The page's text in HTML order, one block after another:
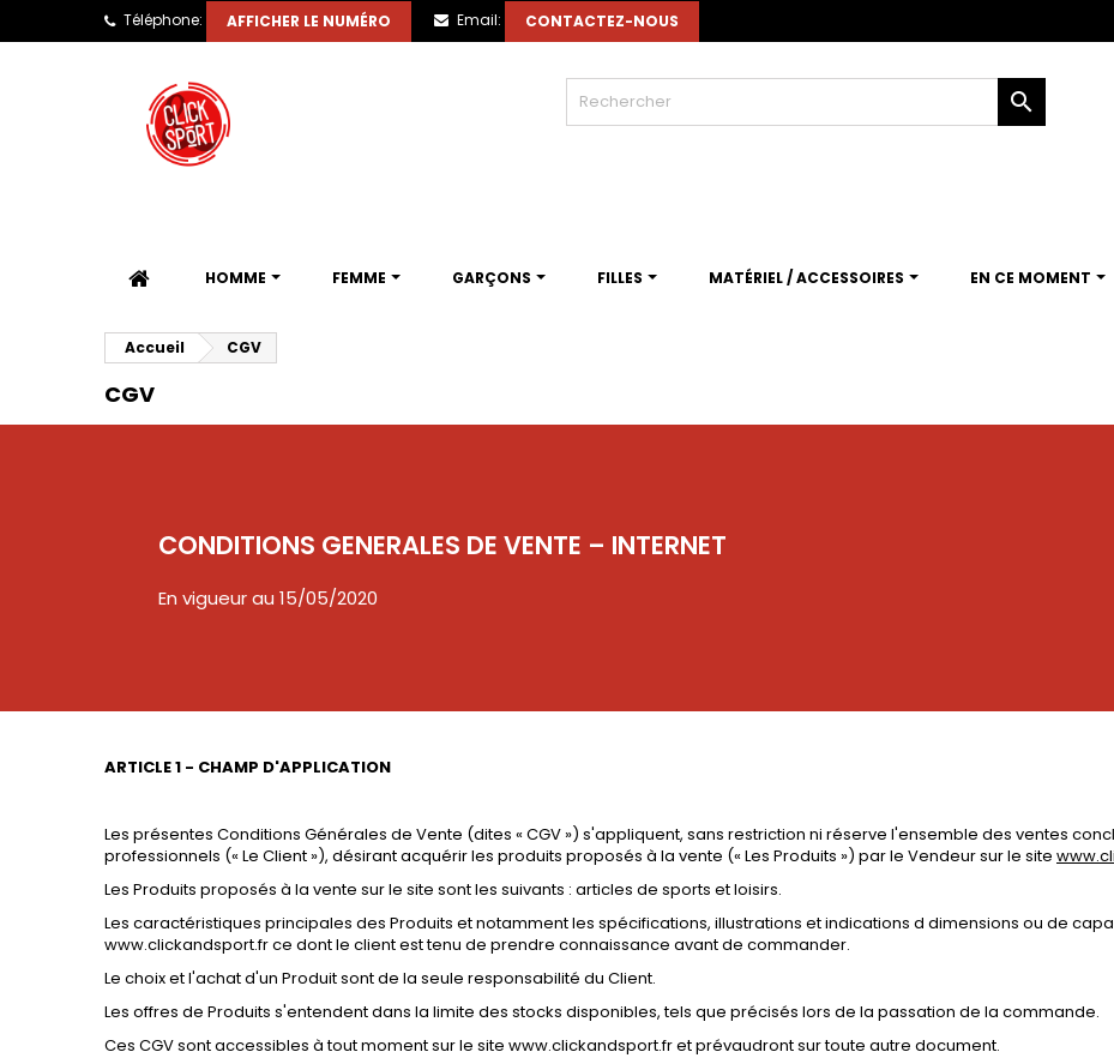
Téléphone: AFFICHER LE NUMÉRO Email: CONTACTEZ-NOUS

HOMME FEMME GARÇONS FILLES MATÉRIEL / ACCESSOIRES EN CE MOMENT
Accueil CGV
CGV
CONDITIONS GENERALES DE VENTE – INTERNET
En vigueur au 15/05/2020
ARTICLE 1 - CHAMP D'APPLICATION
Les présentes Conditions Générales de Vente (dites « CGV ») s'appliquent, sans restriction ni réserve l'ensemble des ventes
professionnels (« Le Client »), désirant acquérir les produits proposés à la vente (« Les Produits ») par le Vendeur sur le site
Les Produits proposés à la vente sur le site sont les suivants : articles de sports et loisirs.
Les caractéristiques principales des Produits et notamment les spécifications, illustrations et indications d dimensions ou de
www.clickandsport.fr ce dont le client est tenu de prendre connaissance avant de commander.
Le choix et l'achat d'un Produit sont de la seule responsabilité du Client.
Les offres de Produits s'entendent dans la limite des stocks disponibles, tels que précisés lors de la passation de la commande.
Ces CGV sont accessibles à tout moment sur le site www.clickandsport.fr et prévaudront sur toute autre document.